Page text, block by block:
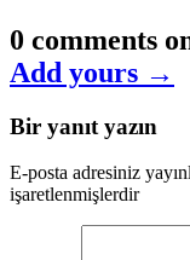
0 comments
Add yours →
Bir yanıt yazın
E-posta adresiniz
işaretlenmişlerdir